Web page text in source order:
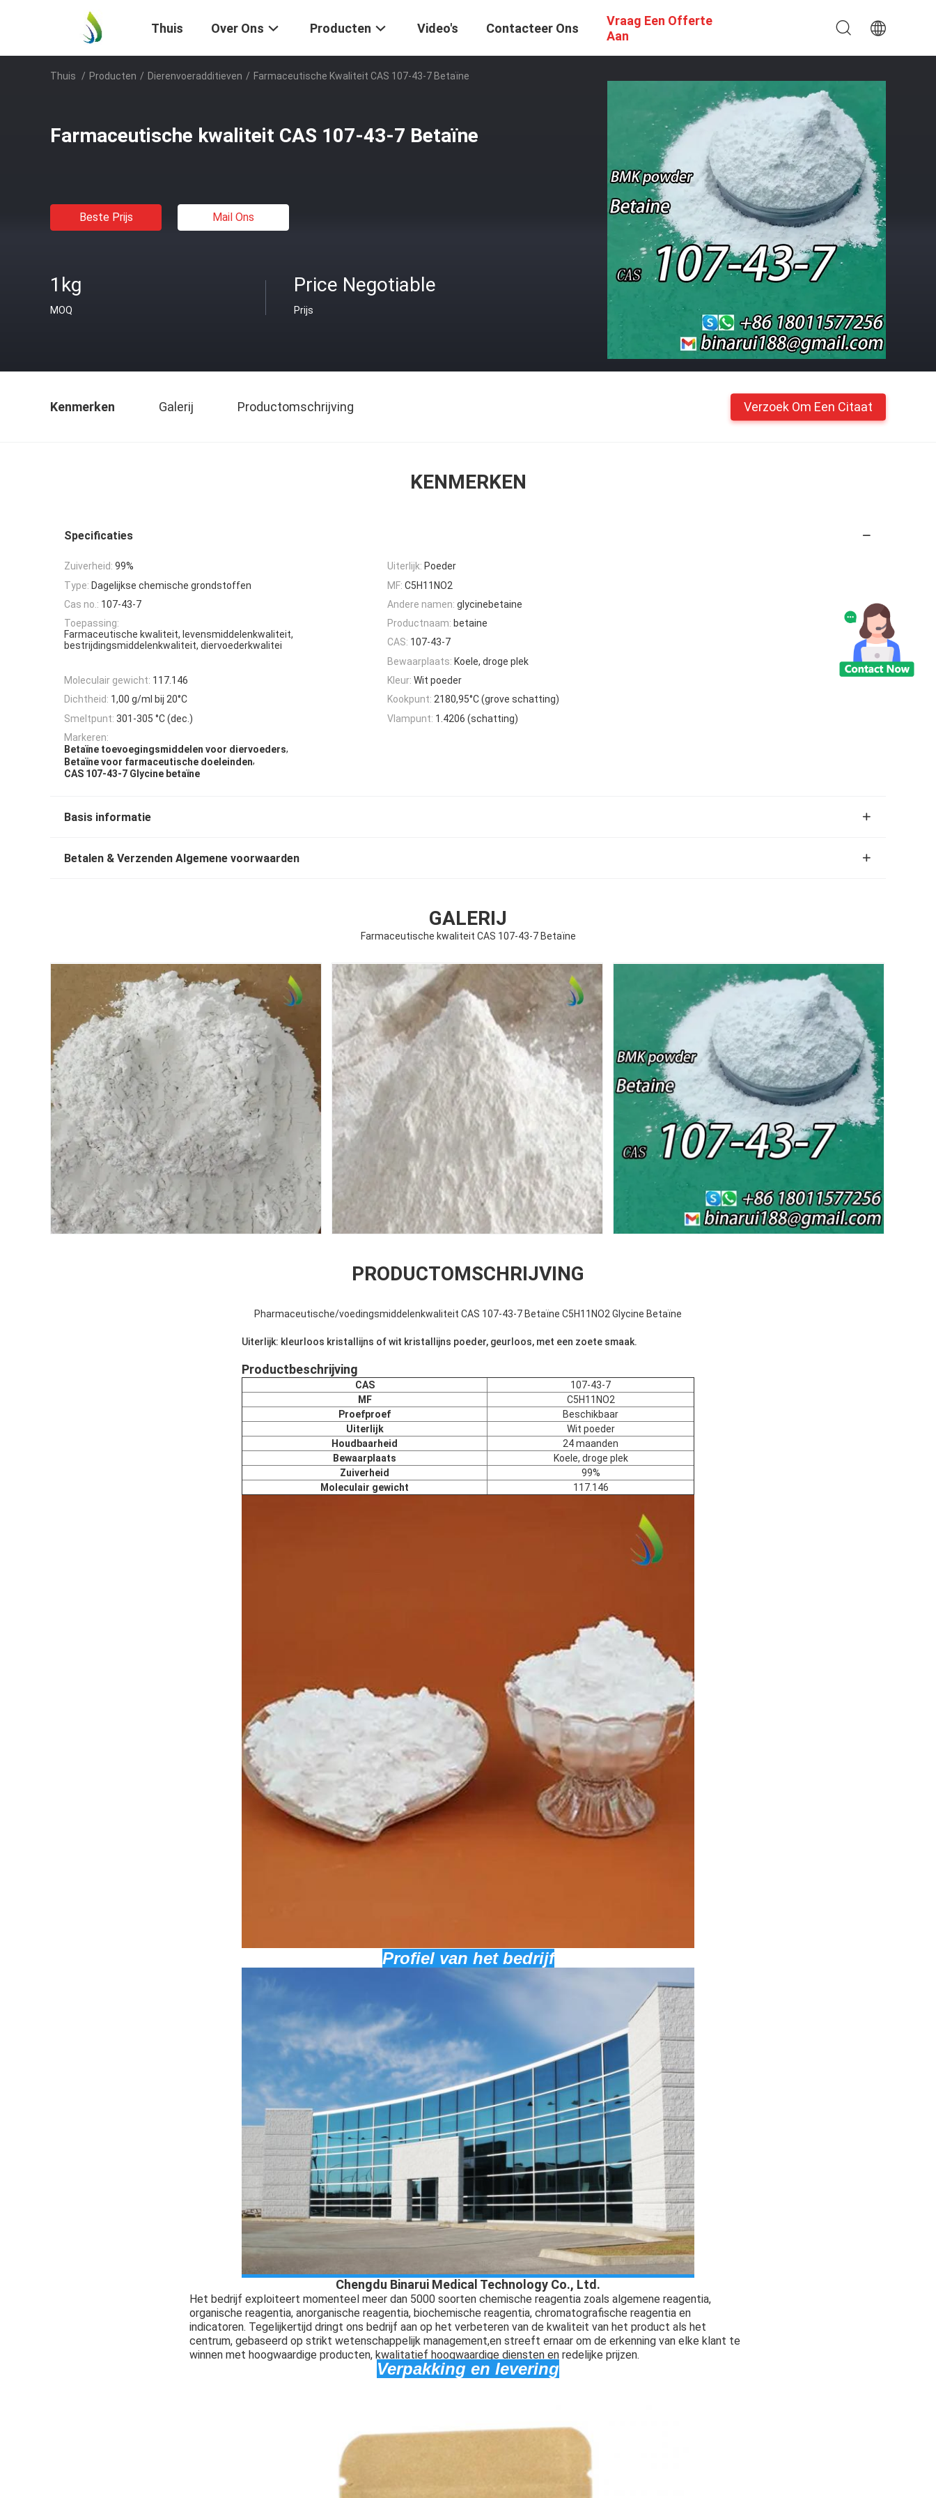
Thuis Over Ons Producten Video's Contacteer Ons
Vraag Een Offerte
Aan
Thuis / Producten / Dierenvoeradditieven / Farmaceutische Kwaliteit CAS 107-43-7 Betaïne
Farmaceutische kwaliteit CAS 107-43-7 Betaïne
Beste Prijs Mail Ons
1kg
MOQ
Price Negotiable
Prijs
Kenmerken Galerij Productomschrijving Verzoek Om Een Citaat
KENMERKEN
Specificaties
Zuiverheid: 99% Uiterlijk: Poeder
Type: Dagelijkse chemische grondstoffen MF: C5H11NO2
Cas no.: 107-43-7 Andere namen: glycinebetaine
Toepassing:
Farmaceutische kwaliteit, levensmiddelenkwaliteit,
bestrijdingsmiddelenkwaliteit, diervoederkwalitei
Productnaam: betaine
CAS: 107-43-7
Bewaarplaats: Koele, droge plek
Moleculair gewicht: 117.146 Kleur: Wit poeder
Dichtheid: 1,00 g/ml bij 20°C Kookpunt: 2180,95°C (grove schatting)
Smeltpunt: 301-305 °C (dec.) Vlampunt: 1.4206 (schatting)
Markeren:
Betaïne toevoegingsmiddelen voor diervoeders,
Betaïne voor farmaceutische doeleinden,
CAS 107-43-7 Glycine betaïne
Basis informatie
Betalen & Verzenden Algemene voorwaarden
GALERIJ
Farmaceutische kwaliteit CAS 107-43-7 Betaïne
PRODUCTOMSCHRIJVING
Pharmaceutische/voedingsmiddelenkwaliteit CAS 107-43-7 Betaïne C5H11NO2 Glycine Betaïne
Uiterlijk: kleurloos kristallijns of wit kristallijns poeder, geurloos, met een zoete smaak.
Productbeschrijving
CAS
107-43-7
MF
C5H11NO2
Proefproef
Beschikbaar
Uiterlijk
Wit poeder
Houdbaarheid
24 maanden
Bewaarplaats
Koele, droge plek
Zuiverheid
99%
Moleculair gewicht
117.146
Profiel van het bedrijf
Chengdu Binarui Medical Technology Co., Ltd.
Het bedrijf exploiteert momenteel meer dan 5000 soorten chemische reagentia zoals algemene reagentia,
organische reagentia, anorganische reagentia, biochemische reagentia, chromatografische reagentia en
indicatoren. Tegelijkertijd dringt ons bedrijf aan op het verbeteren van de kwaliteit van het product als het
centrum, gebaseerd op strikt wetenschappelijk management,en streeft ernaar om de erkenning van elke klant te
winnen met hoogwaardige producten, kwalitatief hoogwaardige diensten en redelijke prijzen.
Verpakking en levering